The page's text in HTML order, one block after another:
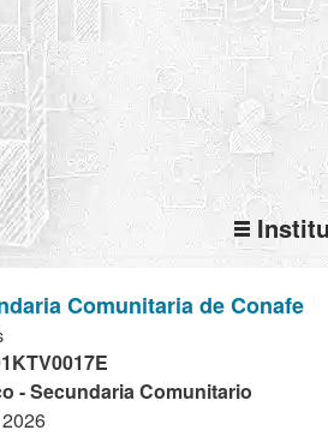
Comunitaria de Conafe
- Secundaria Comunitario